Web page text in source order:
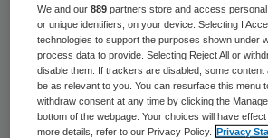
‘Relevant’)? De meeste van
vragen gaan echter over
aanpassingen en etaleren
poging een nieuw acroniem
We and our889 partners store and access
or unique identifiers, on your device. Selecting I
technologies to support the purposes shown under
process data to provide. Selecting Reject All or
disable them. If trackers are disabled, some
be as relevant to you. You can resurface this menu
withdraw consent at any time by clicking the
bottom of the webpage. Your choices will have
more details, refer to our Privacy Policy.
Privacy